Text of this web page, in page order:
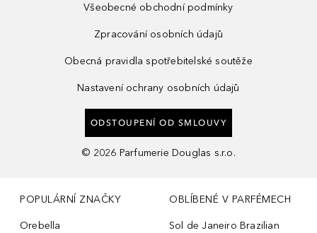
Všeobecné obchodní podmínky
Zpracování osobních údajů
Obecná pravidla spotřebitelské soutěže
Nastavení ochrany osobních údajů
ODSTOUPENÍ OD SMLOUVY
© 2026 Parfumerie Douglas s.r.o.
POPULÁRNÍ ZNAČKY
Orebella
OBLÍBENÉ V PARFÉMECH
Sol de Janeiro Brazilian